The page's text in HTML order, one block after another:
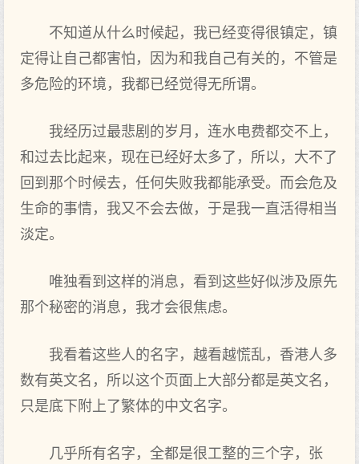
不知道从什么时候起，我已经变得很镇定，镇
定得让自己都害怕，因为和我自己有关的，不管是
多危险的环境，我都已经觉得无所谓。
我经历过最悲剧的岁月，连水电费都交不上，
和过去比起来，现在已经好太多了，所以，大不了
回到那个时候去，任何失败我都能承受。而会危及
生命的事情，我又不会去做，于是我一直活得相当
淡定。
唯独看到这样的消息，看到这些好似涉及原先
那个秘密的消息，我才会很焦虑。
我看着这些人的名字，越看越慌乱，香港人多
数有英文名，所以这个页面上大部分都是英文名，
只是底下附上了繁体的中文名字。
几乎所有名字，全都是很工整的三个字，张